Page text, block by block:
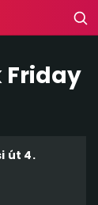
Friday
út 4.